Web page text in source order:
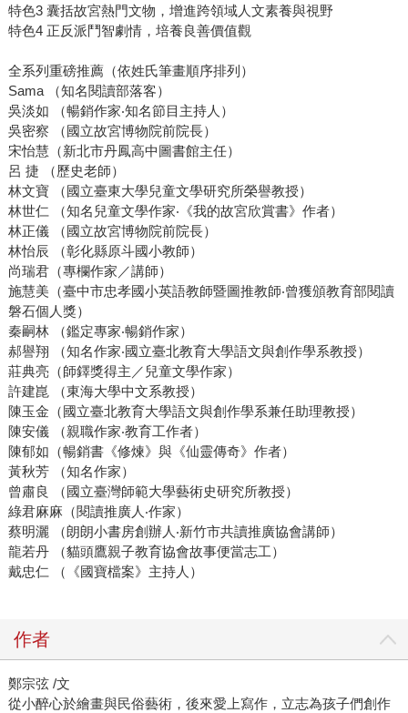
特色3 囊括故宮熱門文物，增進跨領域人文素養與視野
特色4 正反派鬥智劇情，培養良善價值觀
全系列重磅推薦（依姓氏筆畫順序排列）
Sama （知名閱讀部落客）
吳淡如 （暢銷作家‧知名節目主持人）
吳密察 （國立故宮博物院前院長）
宋怡慧（新北市丹鳳高中圖書館主任）
呂 捷 （歷史老師）
林文寶 （國立臺東大學兒童文學研究所榮譽教授）
林世仁 （知名兒童文學作家‧《我的故宮欣賞書》作者）
林正儀 （國立故宮博物院前院長）
林怡辰 （彰化縣原斗國小教師）
尚瑞君（專欄作家／講師）
施慧美（臺中市忠孝國小英語教師暨圖推教師‧曾獲頒教育部閱讀
磐石個人獎）
秦嗣林 （鑑定專家‧暢銷作家）
郝譽翔 （知名作家‧國立臺北教育大學語文與創作學系教授）
莊典亮（師鐸獎得主／兒童文學作家）
許建崑 （東海大學中文系教授）
陳玉金（國立臺北教育大學語文與創作學系兼任助理教授）
陳安儀 （親職作家‧教育工作者）
陳郁如（暢銷書《修煉》與《仙靈傳奇》作者）
黃秋芳 （知名作家）
曾肅良 （國立臺灣師範大學藝術史研究所教授）
綠君麻麻（閱讀推廣人‧作家）
蔡明灑 （朗朗小書房創辦人‧新竹市共讀推廣協會講師）
龍若丹 （貓頭鷹親子教育協會故事便當志工）
戴忠仁 （《國寶檔案》主持人）
作者
鄭宗弦 /文
從小醉心於繪畫與民俗藝術，後來愛上寫作，立志為孩子們創作